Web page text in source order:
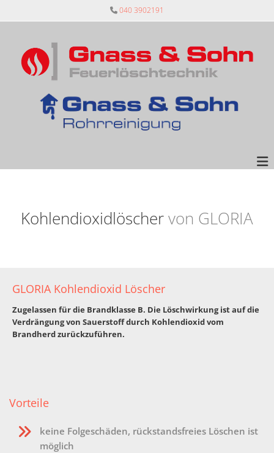
 040 3902191
Kohlendioxidlöschervon GLORIA
GLORIA Kohlendioxid Löscher
Zugelassen für die Brandklasse B. Die Löschwirkung ist auf die
Verdrängung von Sauerstoff durch Kohlendioxid vom
Brandherd zurückzuführen.
Vorteile
keine Folgeschäden, rückstandsfreies Löschen ist
möglich